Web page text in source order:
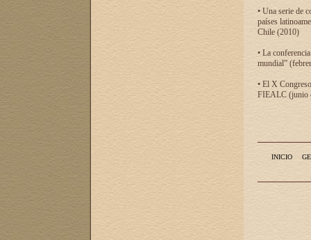
• Una serie de
países
Chile (2010)
• La
mundial”
• El X
FIEALC (junio
INICIO